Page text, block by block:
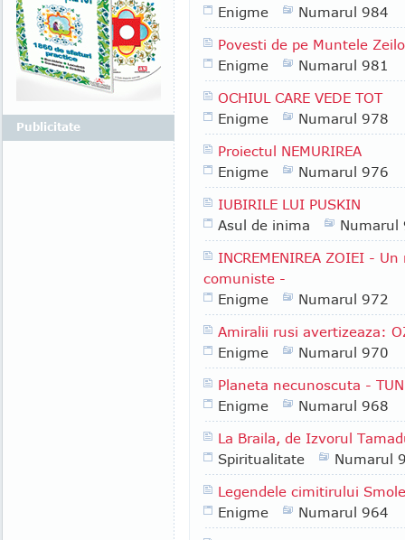
Enigme
Numarul 984
Povesti de pe Muntele
Enigme
Numarul 981
OCHIUL CARE VEDE TOT
Enigme
Numarul 978
Proiectul NEMURIREA
Enigme
Numarul 976
IUBIRILE LUI PUSKIN
Asul de inima
Numarul
INCREMENIREA ZOIEI -
comuniste -
Enigme
Numarul 972
Amiralii rusi avertizeaza:
Enigme
Numarul 970
Planeta necunoscuta -
Enigme
Numarul 968
La Braila, de Izvorul
Spiritualitate
Numarul
Legendele cimitirului
Enigme
Numarul 964
Publicitate